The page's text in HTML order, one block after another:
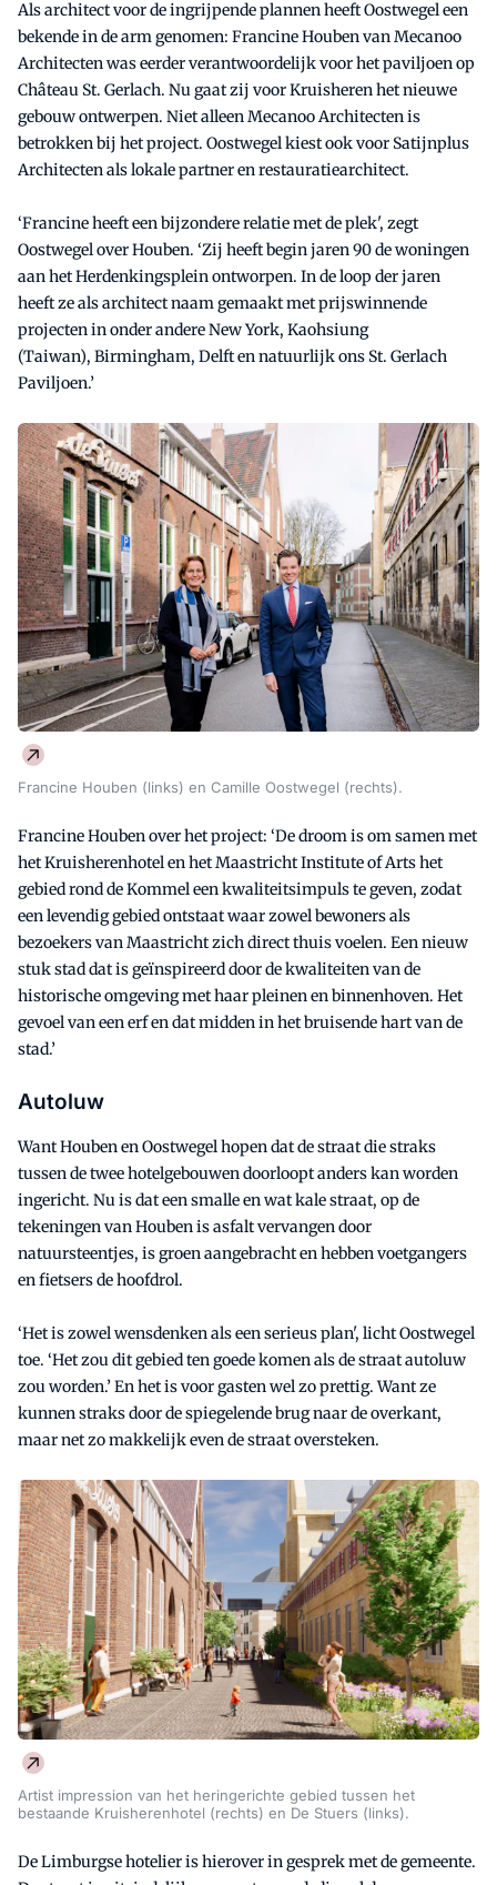
Als architect voor de ingrijpende plannen heeft Oostwegel een
bekende in de arm genomen: Francine Houben van Mecanoo
Architecten was eerder verantwoordelijk voor het paviljoen op
Château St. Gerlach. Nu gaat zij voor Kruisheren het nieuwe
gebouw ontwerpen. Niet alleen Mecanoo Architecten is
betrokken bij het project. Oostwegel kiest ook voor Satijnplus
Architecten als lokale partner en restauratiearchitect.
‘Francine heeft een bijzondere relatie met de plek', zegt
Oostwegel over Houben. ‘Zij heeft begin jaren 90 de woningen
aan het Herdenkingsplein ontworpen. In de loop der jaren
heeft ze als architect naam gemaakt met prijswinnende
projecten in onder andere New York, Kaohsiung
(Taiwan), Birmingham, Delft en natuurlijk ons St. Gerlach
Paviljoen.’
Francine Houben (links) en Camille Oostwegel (rechts).
Francine Houben over het project: ‘De droom is om samen met
het Kruisherenhotel en het Maastricht Institute of Arts het
gebied rond de Kommel een kwaliteitsimpuls te geven, zodat
een levendig gebied ontstaat waar zowel bewoners als
bezoekers van Maastricht zich direct thuis voelen. Een nieuw
stuk stad dat is geïnspireerd door de kwaliteiten van de
historische omgeving met haar pleinen en binnenhoven. Het
gevoel van een erf en dat midden in het bruisende hart van de
stad.’
Autoluw
Want Houben en Oostwegel hopen dat de straat die straks
tussen de twee hotelgebouwen doorloopt anders kan worden
ingericht. Nu is dat een smalle en wat kale straat, op de
tekeningen van Houben is asfalt vervangen door
natuursteentjes, is groen aangebracht en hebben voetgangers
en fietsers de hoofdrol.
‘Het is zowel wensdenken als een serieus plan', licht Oostwegel
toe. ‘Het zou dit gebied ten goede komen als de straat autoluw
zou worden.’ En het is voor gasten wel zo prettig. Want ze
kunnen straks door de spiegelende brug naar de overkant,
maar net zo makkelijk even de straat oversteken.
Artist impression van het heringerichte gebied tussen het
bestaande Kruisherenhotel (rechts) en De Stuers (links).
De Limburgse hotelier is hierover in gesprek met de gemeente.